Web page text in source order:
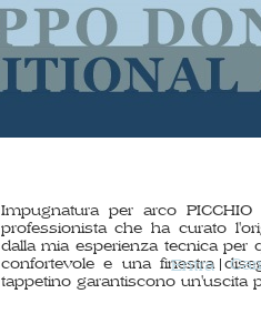
Entra
Impugnatura per arco
professionista che ha curato
dalla mia esperienza tecnica per
confortevole e una finestra
tappetino garantiscono un'uscita